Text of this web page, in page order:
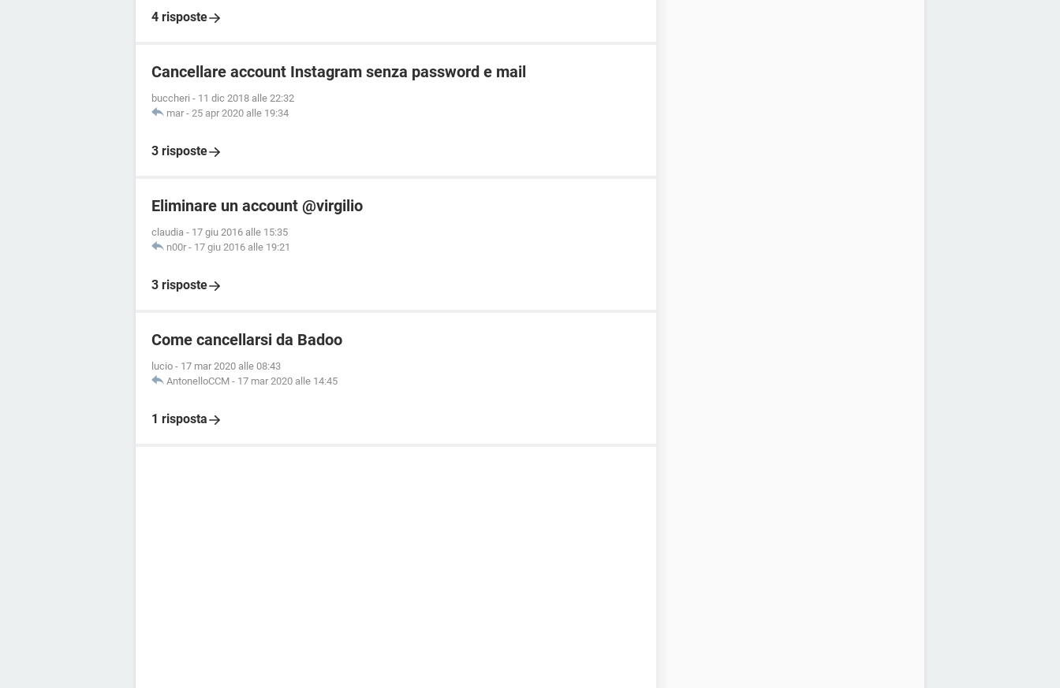
4 risposte
Cancellare account Instagram senza password e mail
buccheri - 11 dic 2018 alle 22:32
mar - 25 apr 2020 alle 19:34
3 risposte
Eliminare un account @virgilio
claudia - 17 giu 2016 alle 15:35
n00r - 17 giu 2016 alle 19:21
3 risposte
Come cancellarsi da Badoo
lucio - 17 mar 2020 alle 08:43
AntonelloCCM - 17 mar 2020 alle 14:45
1 risposta